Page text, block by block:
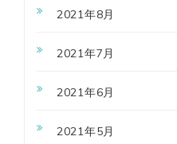
2021年8月
2021年7月
2021年6月
2021年5月